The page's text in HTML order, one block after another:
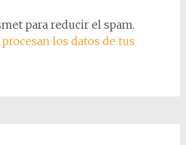
para reducir el spam.
los datos de tus